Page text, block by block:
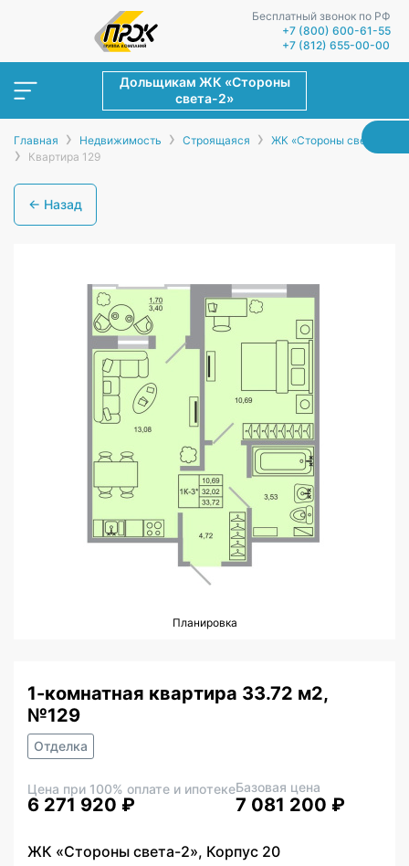
Бесплатный звонок по РФ
+7 (800) 600-61-55
+7 (812) 655-00-00
Дольщикам ЖК «Стороны
света-2»
Главная › Недвижимость › Строящаяся › ЖК «Стороны света-2»
› Квартира 129
← Назад
Планировка
1-комнатная квартира 33.72 м2,
№129
Отделка
Цена при 100% оплате и ипотеке
6 271 920 ₽
Базовая цена
7 081 200 ₽
ЖК «Стороны света-2», Корпус 20